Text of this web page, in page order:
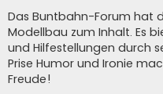
Das Buntbahn-Forum hat
Modellbau zum Inhalt. Es
und Hilfestellungen durch
Prise Humor und Ironie
Freude!